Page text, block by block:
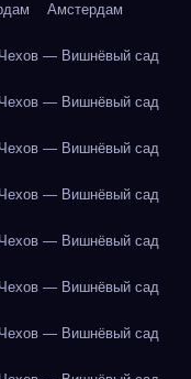
Амстердам
— Вишнёвый сад
— Вишнёвый сад
— Вишнёвый сад
— Вишнёвый сад
— Вишнёвый сад
— Вишнёвый сад
— Вишнёвый сад